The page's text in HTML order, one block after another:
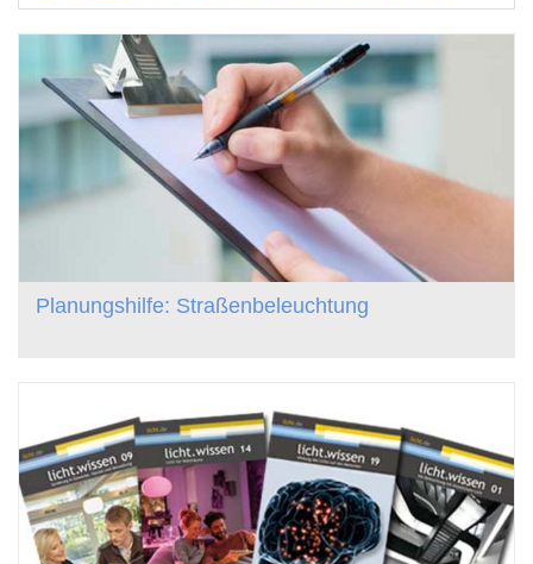
Planungshilfe: Straßenbeleuchtung